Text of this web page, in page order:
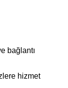
bağlantı
hizmet